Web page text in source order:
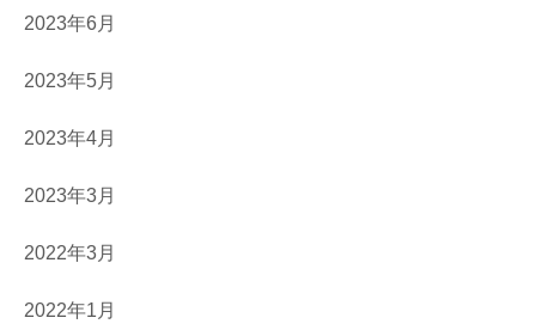
2023年6月
2023年5月
2023年4月
2023年3月
2022年3月
2022年1月